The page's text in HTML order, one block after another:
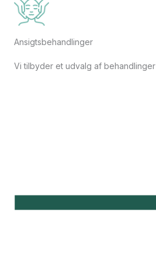
Ansigtsbehandlinger
Vi tilbyder et udvalg af behandlinger